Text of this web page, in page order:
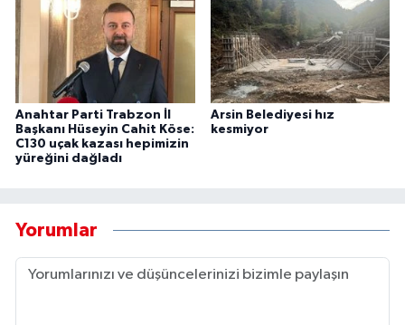
Anahtar Parti Trabzon İl
Başkanı Hüseyin Cahit Köse:
C130 uçak kazası hepimizin
yüreğini dağladı
Arsin Belediyesi hız
kesmiyor
Yorumlar